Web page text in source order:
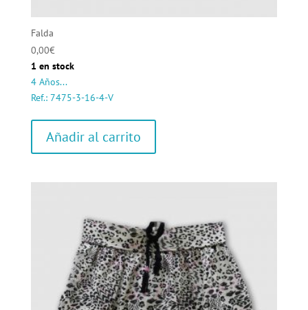
Falda
0,00€
1 en stock
4 Años...
Ref.: 7475-3-16-4-V
Añadir al carrito